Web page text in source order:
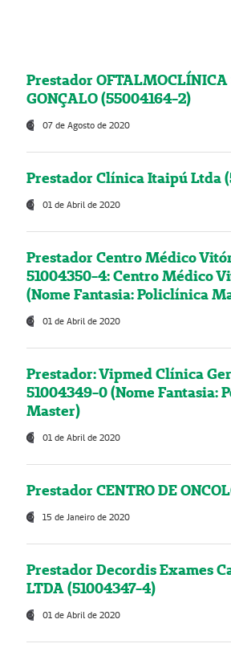
Prestador OFTALMOCLÍNICA
GONÇALO (55004164-2)
07 de Agosto de 2020
Prestador Clínica Itaipú Ltda
01 de Abril de 2020
Prestador Centro Médico
51004350-4: Centro Médico
(Nome Fantasia: Policlínica
01 de Abril de 2020
Prestador: Vipmed Clínica
51004349-0 (Nome Fantasia:
Master)
01 de Abril de 2020
Prestador CENTRO DE
15 de Janeiro de 2020
Prestador Decordis Exames
LTDA (51004347-4)
01 de Abril de 2020